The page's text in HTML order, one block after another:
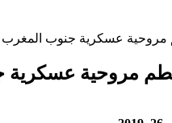
مروحية عسكرية جنوب المغرب
مروحية عسكرية